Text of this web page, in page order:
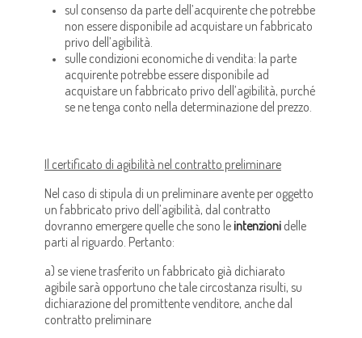
sul consenso da parte dell’acquirente che potrebbe
non essere disponibile ad acquistare un fabbricato
privo dell’agibilità.
sulle condizioni economiche di vendita: la parte
acquirente potrebbe essere disponibile ad
acquistare un fabbricato privo dell’agibilità, purché
se ne tenga conto nella determinazione del prezzo.
Il certificato di agibilità nel contratto preliminare
Nel caso di stipula di un preliminare avente per oggetto
un fabbricato privo dell’agibilità, dal contratto
dovranno emergere quelle che sono le intenzioni delle
parti al riguardo. Pertanto:
a) se viene trasferito un fabbricato già dichiarato
agibile sarà opportuno che tale circostanza risulti, su
dichiarazione del promittente venditore, anche dal
contratto preliminare